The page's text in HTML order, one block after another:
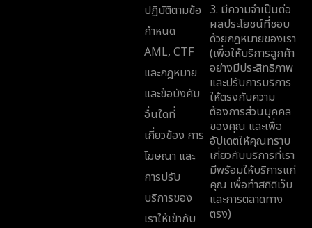
ปฏิบัติตามข้อ
กำหนด
AML, CTF
และกฎหมาย
และข้อบังคับ
อื่นใดที่
เกี่ยวข้อง การ
โฆษณา และ
การปรับ
บริการของ
เราให้เข้ากับ
3. มีความจำเป็นต่อ
ผลประโยชน์ที่ชอบ
ด้วยกฎหมายของเรา
(เพื่อให้บริการลูกค้า
อย่างมีประสิทธิภาพ
และปรับการบริการ
ให้ตรงกับความ
ต้องการส่วนบุคคล
ของคุณ และเพื่อ
อัปเดตให้คุณทราบ
เกี่ยวกับบริการที่เรา
มีพร้อมให้บริการแก่
คุณ เพื่อทำสถิติเว็บ
และการตลาดทาง
ตรง)